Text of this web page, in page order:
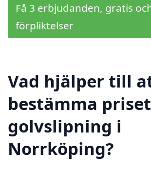
Få 3 erbjudanden, gratis
förpliktelser
Vad hjälper till
bestämma
golvslipning i
Norrköping?